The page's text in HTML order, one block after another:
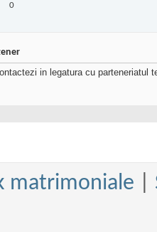
0
in legatura cu parteneriatul
matrimoniale